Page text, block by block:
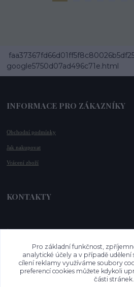
google5750d07ad496c71e.html
INFORMACE PRO ZÁKAZNÍKY
Obchodní podmínky
Jak nakupovat
Vrácení zboží
KONTAKTY
📞 +420 732 779 508
www.vysnenekabelky.cz
Pro základní funkčnost,
analytické účely a v případě
cílení reklamy využíváme soubory
preferencí cookies můžete kdykoli
části stránek.